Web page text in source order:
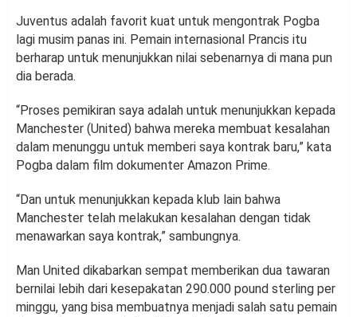
Juventus adalah favorit kuat untuk mengontrak Pogba
lagi musim panas ini. Pemain internasional Prancis itu
berharap untuk menunjukkan nilai sebenarnya di mana pun
dia berada.
“Proses pemikiran saya adalah untuk menunjukkan kepada
Manchester (United) bahwa mereka membuat kesalahan
dalam menunggu untuk memberi saya kontrak baru,” kata
Pogba dalam film dokumenter Amazon Prime.
“Dan untuk menunjukkan kepada klub lain bahwa
Manchester telah melakukan kesalahan dengan tidak
menawarkan saya kontrak,” sambungnya.
Man United dikabarkan sempat memberikan dua tawaran
bernilai lebih dari kesepakatan 290.000 pound sterling per
minggu, yang bisa membuatnya menjadi salah satu pemain